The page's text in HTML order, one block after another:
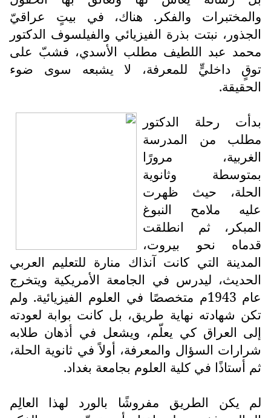
والمختبرات والفكر. هناك، في بيتٍ عراقيّ
الجذور، نبتت بذرة الفيزيائي والفيلسوف الدكتور
محمد عبد اللطيف مطلب الأسدي، فشبّ على
توقٍ داخليٍّ للمعرفة، لا يشبعه سوى ضوء
الحقيقة.
بدأت رحلة الدكتور
مطلب من المدرسة
الغربية، مرورًا
بمتوسطة وثانوية
الحلة، حيث ظهرت
عليه ملامح النبوغ
المبكر، ثم انطلقت
قدماه نحو بيروت،
المدينة التي كانت آنذاك منارة للتعليم العربي
الحديث، ليدرس في الجامعة الأمريكية ويتخرج
عام 1943م متخصصًا في العلوم الفيزيائية. ولم
تكن شهادته نهاية طريق، بل كانت بوابة لعودته
إلى العراق كي يعلّم، ويشعل في أذهان طلابه
شرارات السؤال والمعرفة، أولاً في ثانوية الحلة،
ثم أستاذًا في كلية العلوم بجامعة بغداد.
لم يكن الطريق مفروشًا بالورد لهذا العالِم